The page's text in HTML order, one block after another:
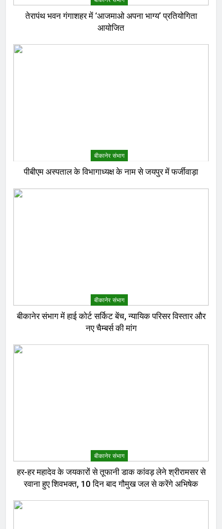
तेरापंथ भवन गंगाशहर में ‘आजमाओ अपना भाग्य’ प्रतियोगिता
आयोजित
बीकानेर संभाग
पीबीएम अस्पताल के विभागाध्यक्ष के नाम से जयपुर में फर्जीवाड़ा
बीकानेर संभाग
बीकानेर संभाग में हाई कोर्ट सर्किट बेंच, न्यायिक परिसर विस्तार और
नए चैम्बर्स की मांग
बीकानेर संभाग
हर-हर महादेव के जयकारों से तूफानी डाक कांवड़ लेने श्रीरामसर से
रवाना हुए शिवभक्त, 10 दिन बाद गौमुख जल से करेंगे अभिषेक